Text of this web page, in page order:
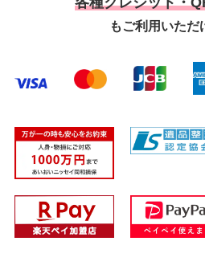
もご利用いただ